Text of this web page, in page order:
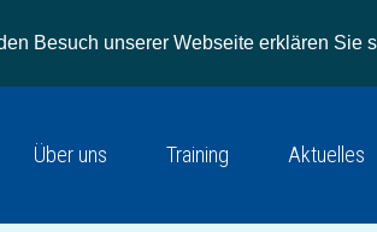
Besuch unserer Webseite erklären Sie
Über uns Training Aktuelles